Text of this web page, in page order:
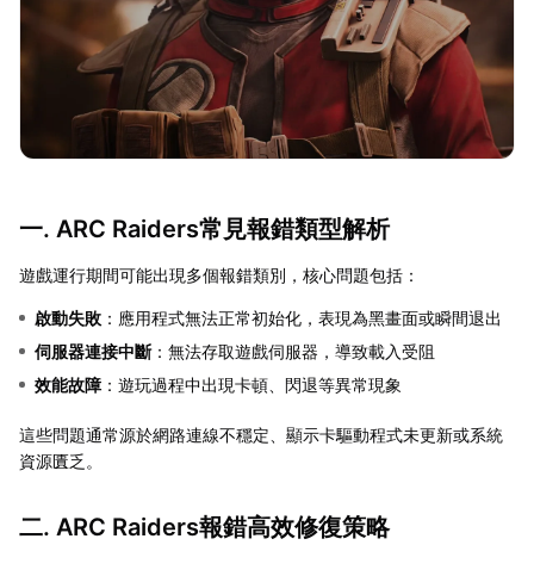
一. ARC Raiders常見報錯類型解析
遊戲運行期間可能出現多個報錯類別，核心問題包括：
啟動失敗 ：應用程式無法正常初始化，表現為黑畫面或瞬間退出
伺服器連接中斷：無法存取遊戲伺服器，導致載入受阻
效能故障 ：遊玩過程中出現卡頓、閃退等異常現象
這些問題通常源於網路連線不穩定、顯示卡驅動程式未更新或系統
資源匱乏。
二. ARC Raiders報錯高效修復策略